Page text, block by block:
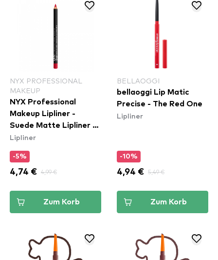
NYX PROFESSIONAL
MAKEUP
NYX Professional
Makeup Lipliner -
Suede Matte Lipliner -
Spicy (SMLL57)
Lipliner
-5%
4,74 € 4,99 €
Zum Korb
BELLAOGGI
bellaoggi Lip Matic
Precise - The Red One
Lipliner
-10%
4,94 € 5,49 €
Zum Korb